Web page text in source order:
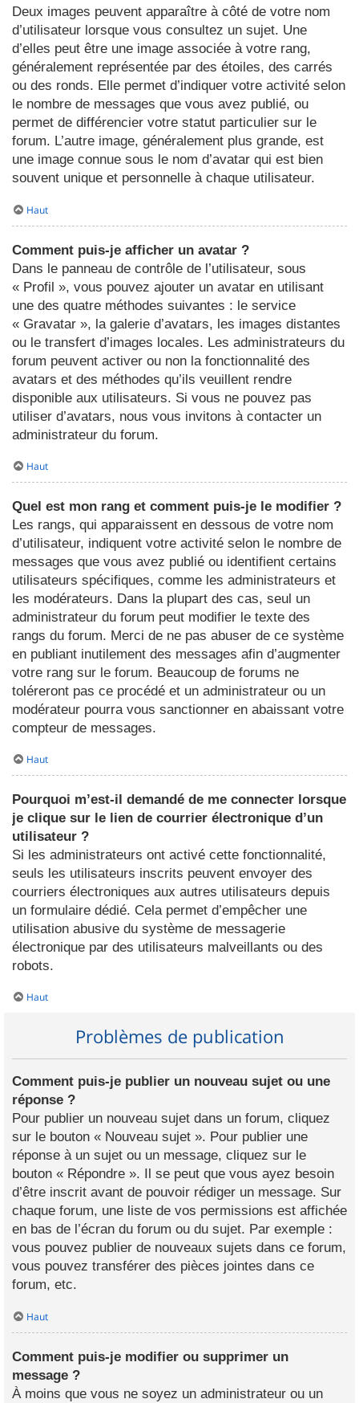
Deux images peuvent apparaître à côté de votre nom
d’utilisateur lorsque vous consultez un sujet. Une
d’elles peut être une image associée à votre rang,
généralement représentée par des étoiles, des carrés
ou des ronds. Elle permet d’indiquer votre activité selon
le nombre de messages que vous avez publié, ou
permet de différencier votre statut particulier sur le
forum. L’autre image, généralement plus grande, est
une image connue sous le nom d’avatar qui est bien
souvent unique et personnelle à chaque utilisateur.
Haut
Comment puis-je afficher un avatar ?
Dans le panneau de contrôle de l’utilisateur, sous
« Profil », vous pouvez ajouter un avatar en utilisant
une des quatre méthodes suivantes : le service
« Gravatar », la galerie d’avatars, les images distantes
ou le transfert d’images locales. Les administrateurs du
forum peuvent activer ou non la fonctionnalité des
avatars et des méthodes qu’ils veuillent rendre
disponible aux utilisateurs. Si vous ne pouvez pas
utiliser d’avatars, nous vous invitons à contacter un
administrateur du forum.
Haut
Quel est mon rang et comment puis-je le modifier ?
Les rangs, qui apparaissent en dessous de votre nom
d’utilisateur, indiquent votre activité selon le nombre de
messages que vous avez publié ou identifient certains
utilisateurs spécifiques, comme les administrateurs et
les modérateurs. Dans la plupart des cas, seul un
administrateur du forum peut modifier le texte des
rangs du forum. Merci de ne pas abuser de ce système
en publiant inutilement des messages afin d’augmenter
votre rang sur le forum. Beaucoup de forums ne
toléreront pas ce procédé et un administrateur ou un
modérateur pourra vous sanctionner en abaissant votre
compteur de messages.
Haut
Pourquoi m’est-il demandé de me connecter lorsque
je clique sur le lien de courrier électronique d’un
utilisateur ?
Si les administrateurs ont activé cette fonctionnalité,
seuls les utilisateurs inscrits peuvent envoyer des
courriers électroniques aux autres utilisateurs depuis
un formulaire dédié. Cela permet d’empêcher une
utilisation abusive du système de messagerie
électronique par des utilisateurs malveillants ou des
robots.
Haut
Problèmes de publication
Comment puis-je publier un nouveau sujet ou une
réponse ?
Pour publier un nouveau sujet dans un forum, cliquez
sur le bouton « Nouveau sujet ». Pour publier une
réponse à un sujet ou un message, cliquez sur le
bouton « Répondre ». Il se peut que vous ayez besoin
d’être inscrit avant de pouvoir rédiger un message. Sur
chaque forum, une liste de vos permissions est affichée
en bas de l’écran du forum ou du sujet. Par exemple :
vous pouvez publier de nouveaux sujets dans ce forum,
vous pouvez transférer des pièces jointes dans ce
forum, etc.
Haut
Comment puis-je modifier ou supprimer un
message ?
À moins que vous ne soyez un administrateur ou un